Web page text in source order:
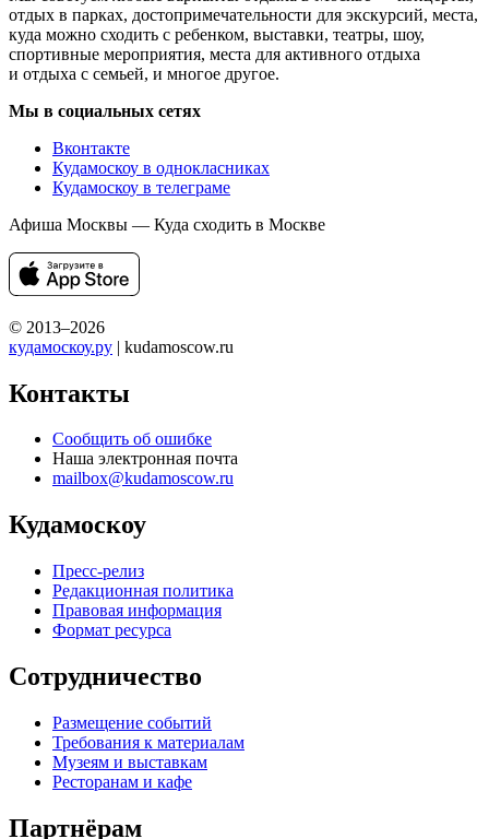
отдых в парках, достопримечательности для экскурсий, места,
куда можно сходить с ребенком, выставки, театры, шоу,
спортивные мероприятия, места для активного отдыха
и отдыха с семьей, и многое другое.
Мы в социальных сетях
Вконтакте
Кудамоскоу в однокласниках
Кудамоскоу в телеграме
Афиша Москвы — Куда сходить в Москве
© 2013–2026
кудамоскоу.ру | kudamoscow.ru
Контакты
Сообщить об ошибке
Наша электронная почта
mailbox@kudamoscow.ru
Кудамоскоу
Пресс-релиз
Редакционная политика
Правовая информация
Формат ресурса
Сотрудничество
Размещение событий
Требования к материалам
Музеям и выставкам
Ресторанам и кафе
Партнёрам